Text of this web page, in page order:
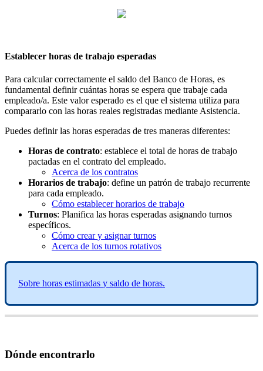
Establecer horas de trabajo esperadas
Para calcular correctamente el saldo del Banco de Horas, es
fundamental definir cuántas horas se espera que trabaje cada
empleado/a. Este valor esperado es el que el sistema utiliza para
compararlo con las horas reales registradas mediante Asistencia.
Puedes definir las horas esperadas de tres maneras diferentes:
Horas de contrato: establece el total de horas de trabajo
pactadas en el contrato del empleado.
Acerca de los contratos
Horarios de trabajo: define un patrón de trabajo recurrente
para cada empleado.
Cómo establecer horarios de trabajo
Turnos: Planifica las horas esperadas asignando turnos
específicos.
Cómo crear y asignar turnos
Acerca de los turnos rotativos
Sobre horas estimadas y saldo de horas.
Dónde encontrarlo